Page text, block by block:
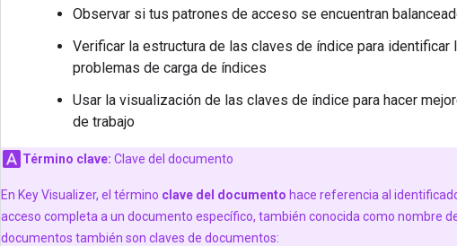
Observar si tus patrones de acceso se encuentran
Verificar la estructura de las claves de índice para
problemas de carga de índices
Usar la visualización de las claves de índice para hacer
de trabajo
Término clave: Clave del documento
En Key Visualizer, el término clave del documento hace referencia al
acceso completa a un documento específico, también conocida como nombre
documentos también son claves de documentos: